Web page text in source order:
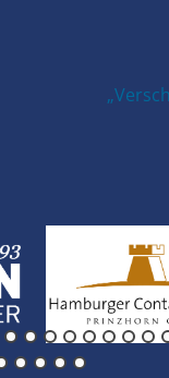
nächster